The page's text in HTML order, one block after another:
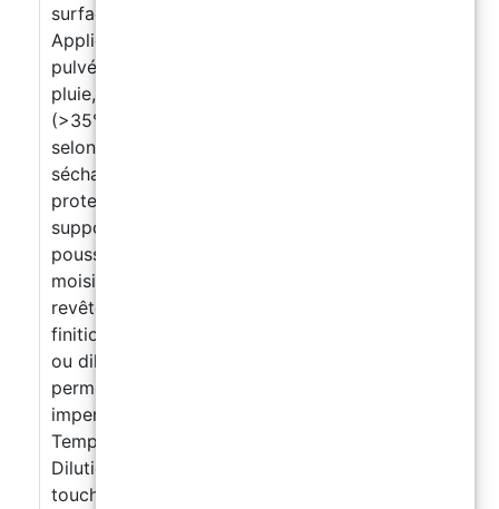
surface propre et sèche, jusqu’à saturation.
Application possible au pinceau, rouleau ou
pulvérisateur. Ne pas appliquer en cas de
pluie, d’humidité ou de températures extrêmes
(>35°C). Consommation : 100 ml pour 1 m²
selon la porosité du support. Temps de
séchage à 20°C : 6 heures au toucher,
protection complète après 24 heures. Le
support doit être sain, sec et exempt de
poussière, graisse, cire, mousses ou
moisissures. Dilution dans l'eau : 1 part de
revêtement pour 3 à 6 parts d’eau. Pour des
finitions brillantes ou satinées, appliquer pur
ou dilué 1:2. Appliqué sur d'autres peintures, il
permet d'obtenir une finition lavable et
imperméable. PARAMÈTRES TECHNIQUES
Température minimale d'application : 5 °C
Dilution et nettoyage : à l’eau Séchage au
toucher : 20 minutes Recouvrable : après 24